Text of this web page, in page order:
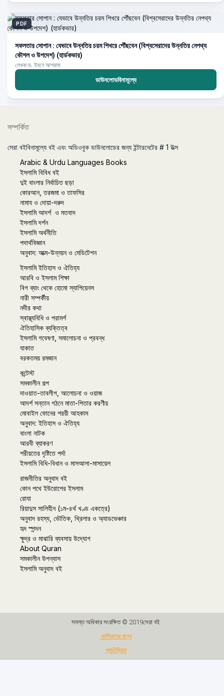
PDF
সফলতার সোপান : যেভাবে উন্নতির চরম শিখরে পৌঁছবেন (বিশ্বসেরাদের উন্নতির নেপথ্য
কৌশল ও উপদেশ) (হার্ডকভার)
লেখক:ড. ইবনে আশরাফ
ডাউনলোডবিনামূল্যে
সম্পর্কিত
সেরা বইবিনামূল্যে বই এবং অডিওবুক ডাউনলোডের জন্য ইন্টারনেটের # 1 উত্স
Arabic & Urdu Languages Books
ইসলামি বিবিধ বই
দুই বাংলার নির্বাচিত ছড়া
কোরআন, তরজমা ও তাফসির
নামায ও দোয়া-দরুদ
ইসলামি আদর্শ ও মতবাদ
ইসলামি দর্শন
ইসলামি অর্থনীতি
পদার্থবিজ্ঞান
অনুবাদ: আত্ম-উন্নয়ন ও মেডিটেশন
ইসলামি ইতিহাস ও ঐতিহ্য
আরবি ও ইসলাম শিক্ষা
বিগ ব্যাং থেকে হোমো স্যাপিয়েনস
নারী সম্পর্কীয়
নদীর কথা
স্বাস্থ্যবিধি ও পরামর্শ
ঐতিহাসিক ব্যক্তিত্ব
ইসলামি গবেষণা, সমালোচনা ও প্রবন্ধ
যাকাত
বরকতময় রমজান
কন্টেস্ট
সমকালীন গল্প
দাওয়াত-তাবলীগ, আলোচনা ও ওয়াজ
আদর্শ সন্তান গঠনে মাতা-পিতার করণীয়
মোবাইল ফোনের শরয়ী আহকাম
অনুবাদ: ইতিহাস ও ঐতিহ্য
বাংলা নাটক
আরবী ব্যাকরণ
শরীয়তের দৃষ্টিতে পর্দা
ইসলামি বিধি-বিধান ও মাসআলা-মাসায়েল
রাজনীতির অনুবাদ বই
কোন পথে ইউরোপের ইসলাম
রোযা
রিয়াদুস সালিহীন (১ম-৪র্থ খণ্ড একত্রে)
অনুবাদ রহস্য, ভৌতিক, থ্রিলার ও অ্যাডভেঞ্চার
হৃদ স্পন্দন
ক্ষুদ্র ও মাঝারি ব্যবসায় উদ্যোগ
About Quran
সমকালীন উপন্যাস
ইসলামি অনুবাদ বই
সমস্ত অধিকার সংরক্ষিত © 2019সেরা বই
মালিকদের জন্য
প্রতিক্রিয়া